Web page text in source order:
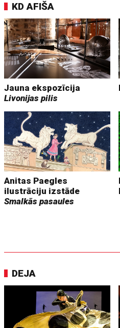
KD AFIŠA
Jauna ekspozīcija
Livonijas pilis
Anitas Paegles
ilustrāciju izstāde
Smalkās pasaules
DEJA